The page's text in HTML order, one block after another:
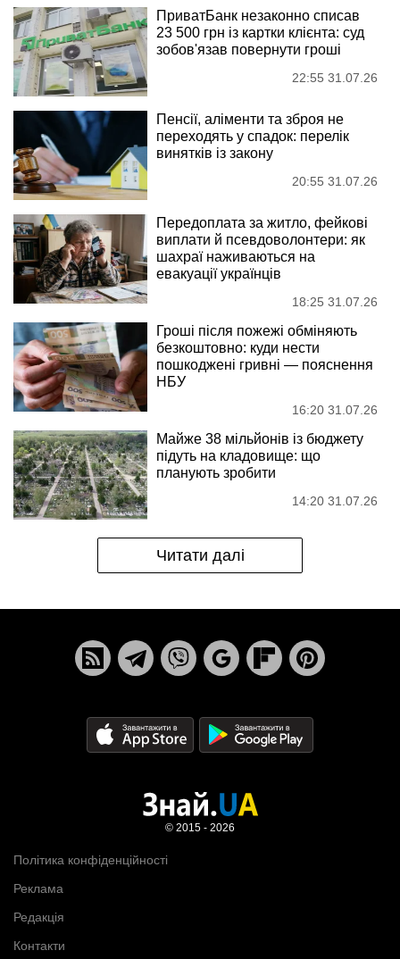
ПриватБанк незаконно списав
23 500 грн із картки клієнта: суд
зобов'язав повернути гроші
22:55 31.07.26
Пенсії, аліменти та зброя не
переходять у спадок: перелік
винятків із закону
20:55 31.07.26
Передоплата за житло, фейкові
виплати й псевдоволонтери: як
шахраї наживаються на
евакуації українців
18:25 31.07.26
Гроші після пожежі обміняють
безкоштовно: куди нести
пошкоджені гривні — пояснення
НБУ
16:20 31.07.26
Майже 38 мільйонів із бюджету
підуть на кладовище: що
планують зробити
14:20 31.07.26
Читати далі
Політика конфіденційності
Реклама
Редакція
Контакти
© 2015 - 2026